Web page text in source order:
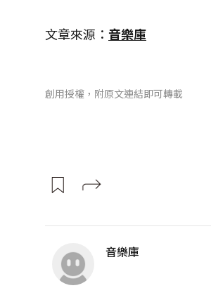
文章來源： 音樂庫
創用授權，附原文連結即可轉載
音樂庫